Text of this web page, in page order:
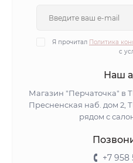
Я прочитал Политика
с
Наш
Магазин "Перчаточка" в
Пресненская наб. дом 2,
рядом с
+7 958